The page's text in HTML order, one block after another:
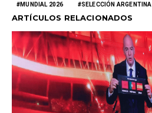
MUNDIAL 2026 SELECCIÓN ARGENTINA
ARTÍCULOS RELACIONADOS